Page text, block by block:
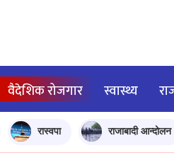
वैदेशिक रोजगार स्वास्थ्य
रास्वपा राजाबादी आन्दोलन